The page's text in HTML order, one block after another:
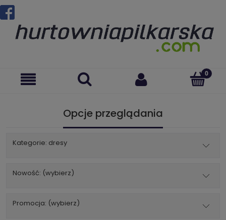
Opcje przeglądania
Kategorie: dresy
Nowość: (wybierz)
Promocja: (wybierz)